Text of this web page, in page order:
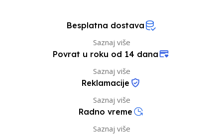
Besplatna dostava
Saznaj više
Povrat u roku od 14 dana
Saznaj više
Reklamacije
Saznaj više
Radno vreme
Saznaj više